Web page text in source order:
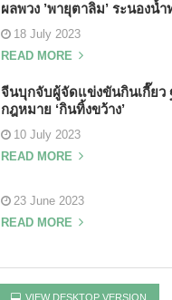
ผลพวง ’พายุตาลิม’ ระนองน้
18 July 2023
READ MORE
จีนบุกจับผู้จัดแข่งขันกินเกี๊ยว
กฎหมาย ‘กินทิ้งขว้าง’
10 July 2023
READ MORE
23 June 2023
READ MORE
VIEW DESKTOP VERSION